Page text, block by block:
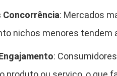
Concorrência: Mercados
nichos menores
: